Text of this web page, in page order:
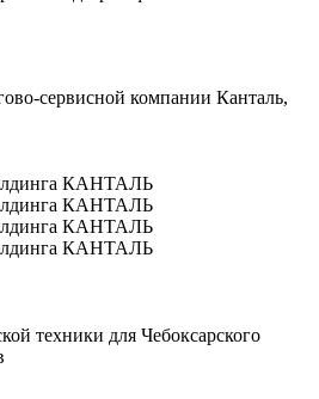
техники для Чебоксарского